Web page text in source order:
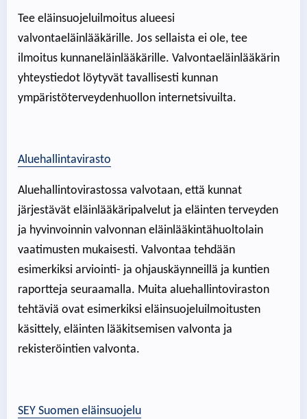
Tee eläinsuojeluilmoitus alueesi
valvontaeläinlääkärille. Jos sellaista ei ole, tee
ilmoitus kunnaneläinlääkärille. Valvontaeläinlääkärin
yhteystiedot löytyvät tavallisesti kunnan
ympäristöterveydenhuollon internetsivuilta.
Aluehallintavirasto
Aluehallintovirastossa valvotaan, että kunnat
järjestävät eläinlääkäripalvelut ja eläinten terveyden
ja hyvinvoinnin valvonnan eläinlääkintähuoltolain
vaatimusten mukaisesti. Valvontaa tehdään
esimerkiksi arviointi- ja ohjauskäynneillä ja kuntien
raportteja seuraamalla. Muita aluehallintoviraston
tehtäviä ovat esimerkiksi eläinsuojeluilmoitusten
käsittely, eläinten lääkitsemisen valvonta ja
rekisteröintien valvonta.
SEY Suomen eläinsuojelu